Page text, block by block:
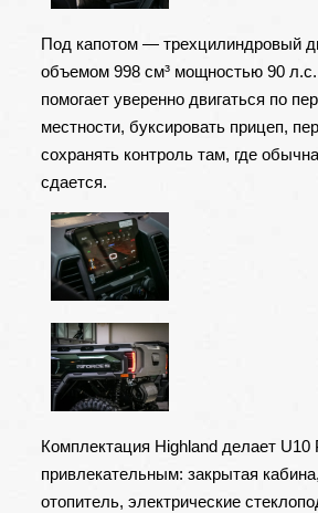
Под капотом — трехцилиндровый
объемом 998 см³ мощностью 90 л.с.
помогает уверенно двигаться по
местности, буксировать прицеп,
сохранять контроль там, где
сдается.
Комплектация Highland делает U10
привлекательным: закрытая
отопитель, электрические